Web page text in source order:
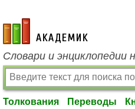
academic.ru
Словари и энциклопедии
Толкования Переводы